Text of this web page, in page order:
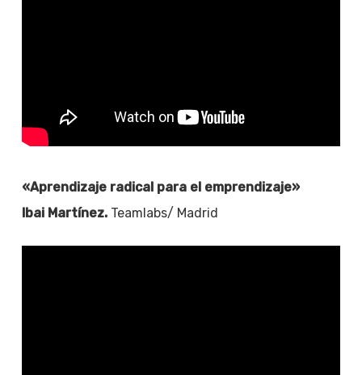
«Aprendizaje radical para el emprendizaje»
Ibai Martínez.Teamlabs/ Madrid